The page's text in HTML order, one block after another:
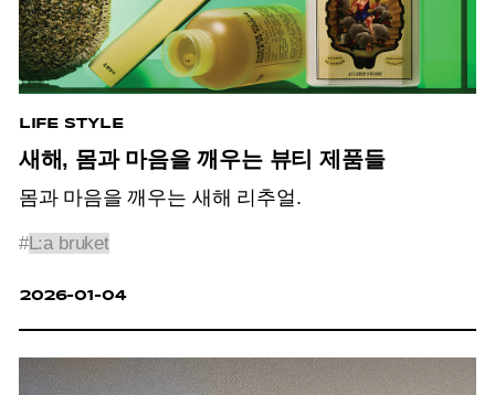
LIFE STYLE
새해, 몸과 마음을 깨우는 뷰티 제품들
몸과 마음을 깨우는 새해 리추얼.
#L:a bruket
2026-01-04